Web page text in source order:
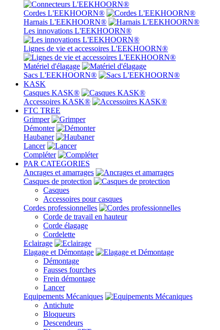
Cordes L'EEKHOORN®
Harnais L'EEKHOORN®
Les innovations L'EEKHOORN®
Lignes de vie et accessoires L'EEKHOORN®
Matériel d'élagage
Sacs L'EEKHOORN®
KASK
Casques KASK®
Accessoires KASK®
FTC TREE
Grimper
Démonter
Haubaner
Lancer
Compléter
PAR CATEGORIES
Ancrages et amarrages
Casques de protection
Casques
Accessoires pour casques
Cordes professionnelles
Corde de travail en hauteur
Corde élagage
Cordelette
Eclairage
Elagage et Démontage
Démontage
Fausses fourches
Frein démontage
Lancer
Equipements Mécaniques
Antichute
Bloqueurs
Descendeurs